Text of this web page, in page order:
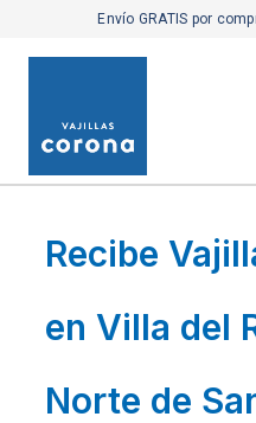
Envío GRATIS por
Recibe
en Villa del
Norte de